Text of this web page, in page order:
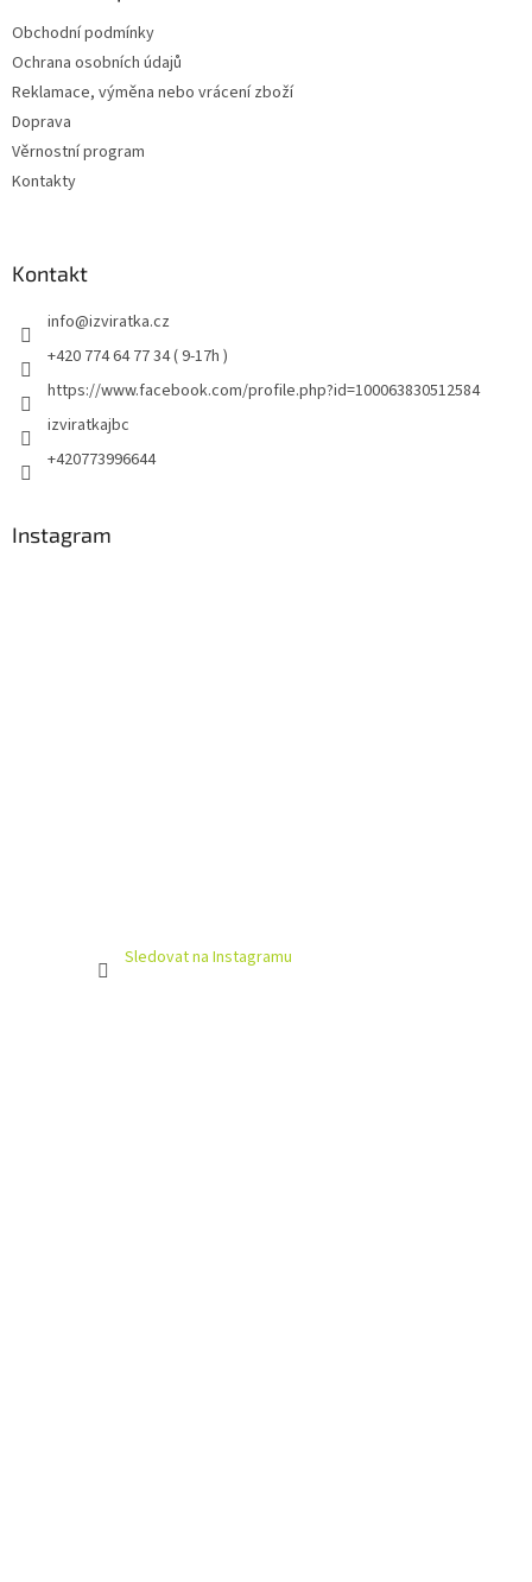
Obchodní podmínky
Ochrana osobních údajů
Reklamace, výměna nebo vrácení zboží
Doprava
Věrnostní program
Kontakty
Kontakt
info@izviratka.cz
+420 774 64 77 34 ( 9-17h )
https://www.facebook.com/profile.php?id=100063830512584
izviratkajbc
+420773996644
Instagram
Sledovat na Instagramu